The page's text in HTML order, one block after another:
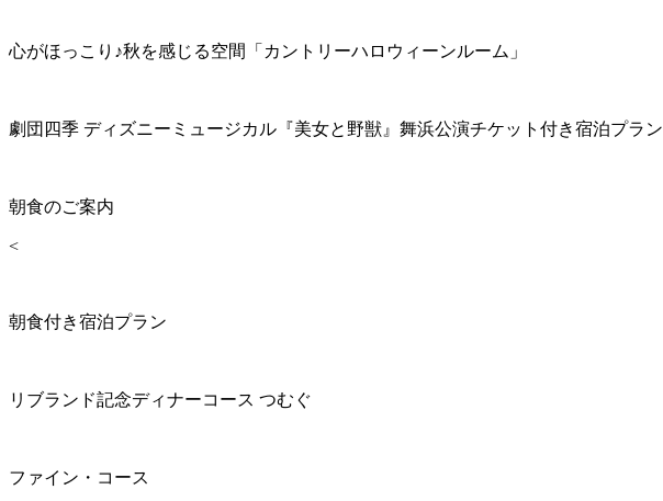
心がほっこり♪秋を感じる空間「カントリーハロウィーンルーム」
劇団四季 ディズニーミュージカル『美女と野獣』舞浜公演チケット付き宿泊プラン
朝食のご案内
<
朝食付き宿泊プラン
リブランド記念ディナーコース つむぐ
ファイン・コース